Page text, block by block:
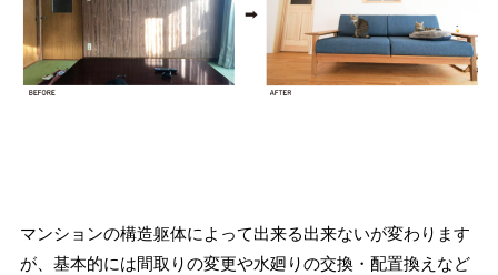
マンションの構造躯体によって出来る出来ないが変わります
が、基本的には間取りの変更や水廻りの交換・配置換えなど